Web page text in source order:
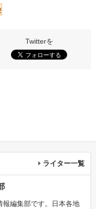
ライター一覧
報編集部です。日本各地